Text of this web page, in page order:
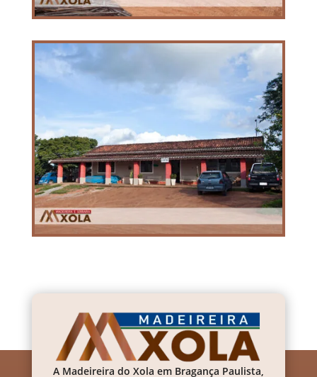
A Madeireira do Xola em Bragança Paulista,